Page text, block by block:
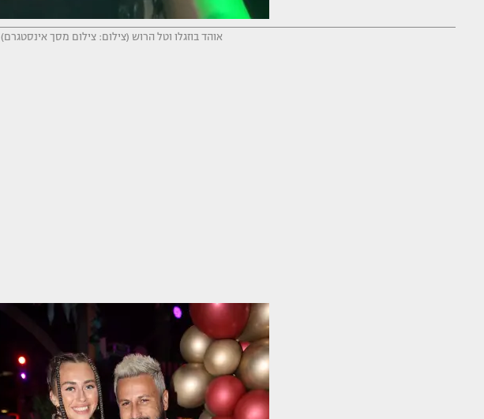
אוהד בוזגלו וטל הרוש (צילום: צילום מסך אינסטגרם)